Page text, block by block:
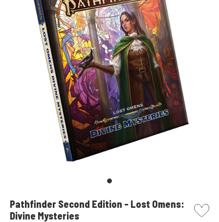
Pathfinder Second Edition - Lost Omens:
Divine Mysteries
picto